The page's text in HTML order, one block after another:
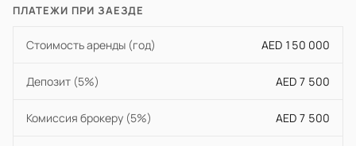
ПЛАТЕЖИ ПРИ ЗАЕЗДЕ
Стоимость аренды (год) AED 150 000
Депозит (5%) AED 7 500
Комиссия брокеру (5%) AED 7 500